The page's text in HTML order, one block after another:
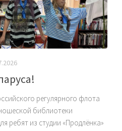
регулярного флота
библиотеки
ребят из студии «Продлёнка»